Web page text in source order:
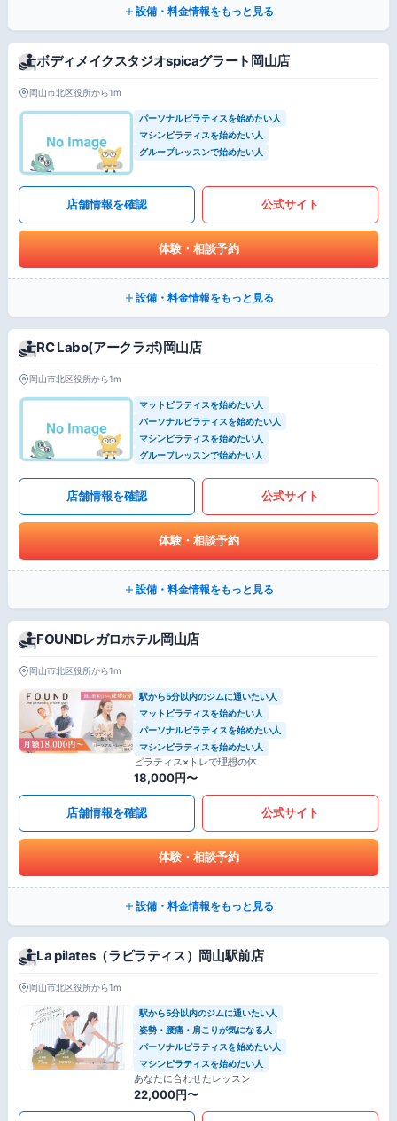
設備・料金情報をもっと見る
ボディメイクスタジオspicaグラート岡山店
岡山市北区役所から1m
パーソナルピラティスを始めたい人
マシンピラティスを始めたい人
グループレッスンで始めたい人
店舗情報を確認 公式サイト
体験・相談予約
設備・料金情報をもっと見る
RC Labo(アークラボ)岡山店
岡山市北区役所から1m
マットピラティスを始めたい人
パーソナルピラティスを始めたい人
マシンピラティスを始めたい人
グループレッスンで始めたい人
店舗情報を確認 公式サイト
体験・相談予約
設備・料金情報をもっと見る
FOUNDレガロホテル岡山店
岡山市北区役所から1m
駅から5分以内のジムに通いたい人
マットピラティスを始めたい人
パーソナルピラティスを始めたい人
マシンピラティスを始めたい人
ピラティス×トレで理想の体
18,000円〜
店舗情報を確認 公式サイト
体験・相談予約
設備・料金情報をもっと見る
La pilates（ラピラティス）岡山駅前店
岡山市北区役所から1m
駅から5分以内のジムに通いたい人
姿勢・腰痛・肩こりが気になる人
パーソナルピラティスを始めたい人
マシンピラティスを始めたい人
あなたに合わせたレッスン
22,000円〜